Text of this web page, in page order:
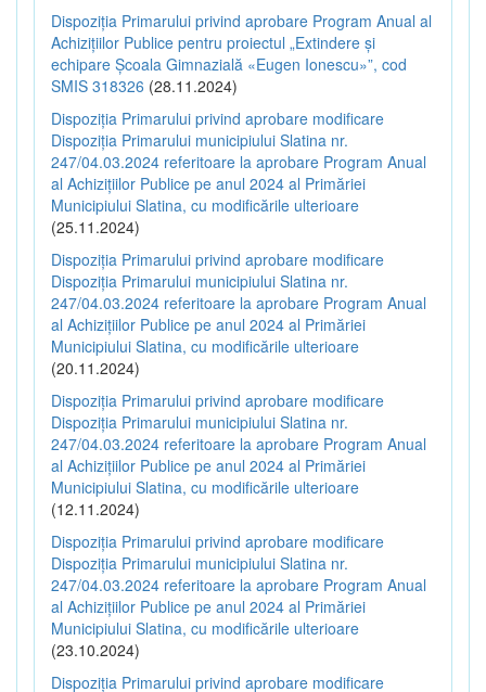
Dispoziția Primarului privind aprobare Program Anual al
Achizițiilor Publice pentru proiectul „Extindere și
echipare Școala Gimnazială «Eugen Ionescu»”, cod
SMIS 318326 (28.11.2024)
Dispoziția Primarului privind aprobare modificare
Dispoziția Primarului municipiului Slatina nr.
247/04.03.2024 referitoare la aprobare Program Anual
al Achizițiilor Publice pe anul 2024 al Primăriei
Municipiului Slatina, cu modificările ulterioare
(25.11.2024)
Dispoziția Primarului privind aprobare modificare
Dispoziția Primarului municipiului Slatina nr.
247/04.03.2024 referitoare la aprobare Program Anual
al Achizițiilor Publice pe anul 2024 al Primăriei
Municipiului Slatina, cu modificările ulterioare
(20.11.2024)
Dispoziția Primarului privind aprobare modificare
Dispoziția Primarului municipiului Slatina nr.
247/04.03.2024 referitoare la aprobare Program Anual
al Achizițiilor Publice pe anul 2024 al Primăriei
Municipiului Slatina, cu modificările ulterioare
(12.11.2024)
Dispoziția Primarului privind aprobare modificare
Dispoziția Primarului municipiului Slatina nr.
247/04.03.2024 referitoare la aprobare Program Anual
al Achizițiilor Publice pe anul 2024 al Primăriei
Municipiului Slatina, cu modificările ulterioare
(23.10.2024)
Dispoziția Primarului privind aprobare modificare